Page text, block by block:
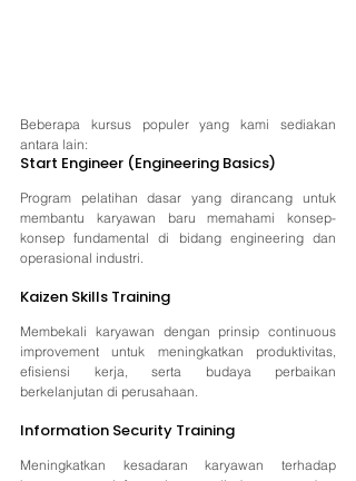
Beberapa kursus populer yang kami sediakan
antara lain:
Start Engineer (Engineering Basics)
Program pelatihan dasar yang dirancang untuk
membantu karyawan baru memahami konsep-
konsep fundamental di bidang engineering dan
operasional industri.
Kaizen Skills Training
Membekali karyawan dengan prinsip continuous
improvement untuk meningkatkan produktivitas,
efisiensi kerja, serta budaya perbaikan
berkelanjutan di perusahaan.
Information Security Training
Meningkatkan kesadaran karyawan terhadap